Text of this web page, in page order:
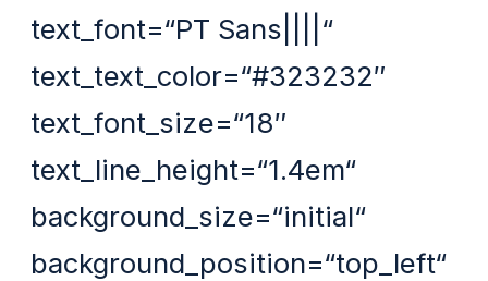
text_font=“PT Sans||||“
text_text_color=“#323232″
text_font_size=“18″
text_line_height=“1.4em“
background_size=“initial“
background_position=“top_left“